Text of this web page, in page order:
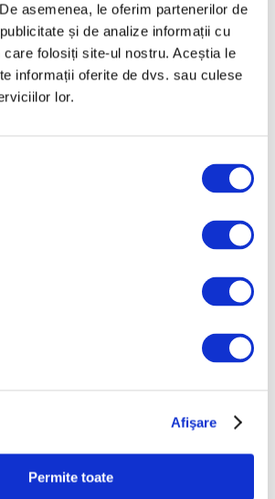
asemenea, le oferim partenerilor de
și de analize informații cu
folosiți site-ul nostru. Aceștia le
informații oferite de dvs. sau culese
lor.
Afişare
Permite toate
mediu pentru un
bun de trăit
din gropile de